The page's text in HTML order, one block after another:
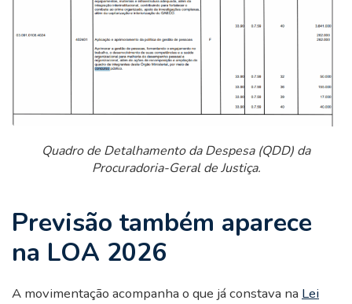
Quadro de Detalhamento da Despesa (QDD) da
Procuradoria-Geral de Justiça.
Previsão também aparece
na LOA 2026
A movimentação acompanha o que já constava na Lei